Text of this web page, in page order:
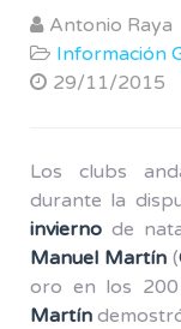
Antonio Raya
Información
29/11/2015
Los clubs
durante la
invierno de
Manuel Martín (
oro en los 200
Martín